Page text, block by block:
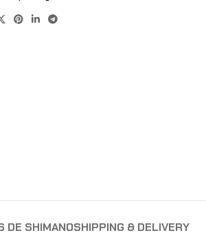
DE SHIMANOSHIPPING & DELIVERY